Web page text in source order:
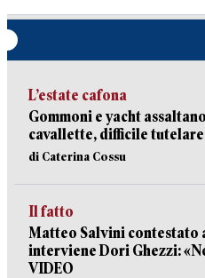
L’estate cafona
Gommoni e yacht
cavallette, difficile tutelare
di Caterina Cossu
Il fatto
Matteo Salvini contestato
interviene Dori Ghezzi:
VIDEO